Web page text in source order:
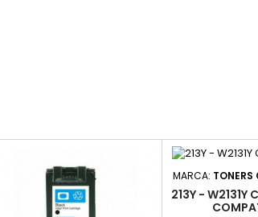
MARCA:
213Y - W2131Y